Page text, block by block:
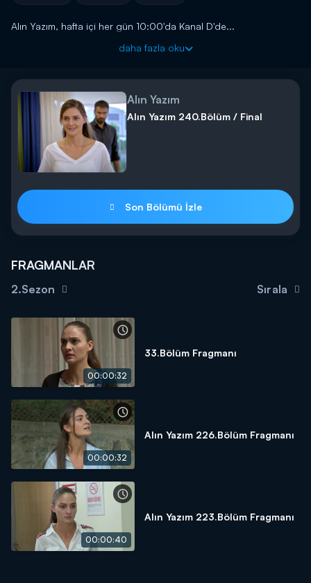
Alın Yazım, hafta içi her gün 10:00'da Kanal D'de...
daha fazla oku
Alın Yazım
Alın Yazım 240.Bölüm / Final
Son Bölümü İzle
FRAGMANLAR
2.Sezon Sırala
00:00:32
33.Bölüm Fragmanı
00:00:32
Alın Yazım 226.Bölüm Fragmanı
00:00:40
Alın Yazım 223.Bölüm Fragmanı